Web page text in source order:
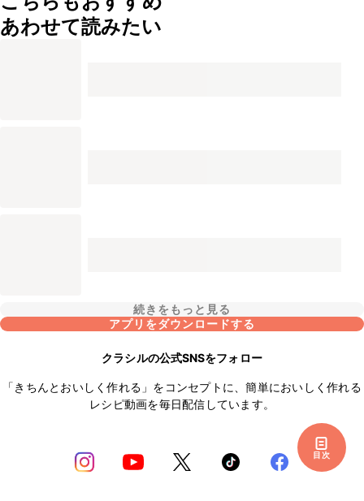
目次
あわせて読みたい
続きをもっと見る
アプリをダウンロードする
クラシルの公式SNSをフォロー
「きちんとおいしく作れる」をコンセプトに、簡単においしく作れる
レシピ動画を毎日配信しています。